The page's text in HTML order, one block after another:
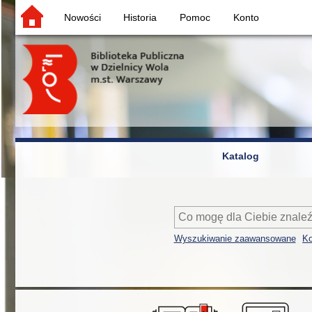
Nowości Historia Pomoc Konto
Katalog
Wyszukiwanie zaawansowane